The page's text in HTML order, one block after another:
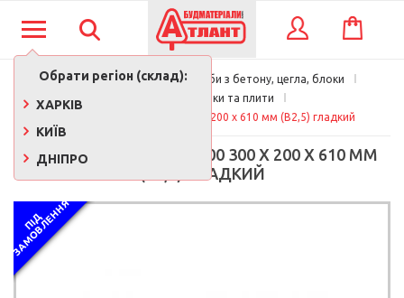
Обрати регіон (склад):
ХАРКІВ
КИЇВ
ДНІПРО
КОШИК
Будматеріали
Вироби з бетону, цегла, блоки
Будівельні блоки та плити
Газобетон Aeroc D-400 300 x 200 x 610 мм (В2,5) гладкий
ГАЗОБЕТОН AEROC D-400 300 X 200 X 610 ММ
(В2,5) ГЛАДКИЙ
П
І
Д
З
А
М
О
В
Л
Е
Н
Н
Я